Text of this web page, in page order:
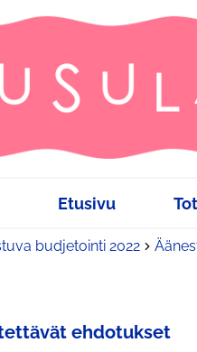
Etusivu
budjetointi 2022
ehdotukset